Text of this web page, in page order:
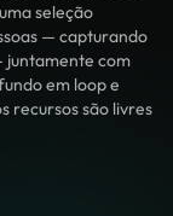
seleção
— capturando
juntamente com
em loop e
recursos são livres